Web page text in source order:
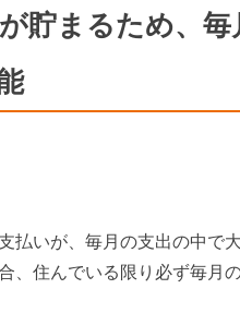
貯まるため、毎
払いが、毎月の支出の中で
、住んでいる限り必ず毎月